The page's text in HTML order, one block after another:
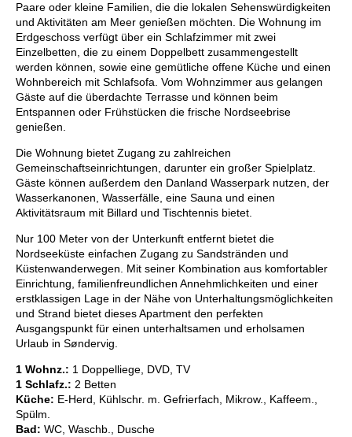
Paare oder kleine Familien, die die lokalen Sehenswürdigkeiten
und Aktivitäten am Meer genießen möchten. Die Wohnung im
Erdgeschoss verfügt über ein Schlafzimmer mit zwei
Einzelbetten, die zu einem Doppelbett zusammengestellt
werden können, sowie eine gemütliche offene Küche und einen
Wohnbereich mit Schlafsofa. Vom Wohnzimmer aus gelangen
Gäste auf die überdachte Terrasse und können beim
Entspannen oder Frühstücken die frische Nordseebrise
genießen.
Die Wohnung bietet Zugang zu zahlreichen
Gemeinschaftseinrichtungen, darunter ein großer Spielplatz.
Gäste können außerdem den Danland Wasserpark nutzen, der
Wasserkanonen, Wasserfälle, eine Sauna und einen
Aktivitätsraum mit Billard und Tischtennis bietet.
Nur 100 Meter von der Unterkunft entfernt bietet die
Nordseeküste einfachen Zugang zu Sandstränden und
Küstenwanderwegen. Mit seiner Kombination aus komfortabler
Einrichtung, familienfreundlichen Annehmlichkeiten und einer
erstklassigen Lage in der Nähe von Unterhaltungsmöglichkeiten
und Strand bietet dieses Apartment den perfekten
Ausgangspunkt für einen unterhaltsamen und erholsamen
Urlaub in Søndervig.
1 Wohnz.: 1 Doppelliege, DVD, TV
1 Schlafz.: 2 Betten
Küche: E-Herd, Kühlschr. m. Gefrierfach, Mikrow., Kaffeem.,
Spülm.
Bad: WC, Waschb., Dusche